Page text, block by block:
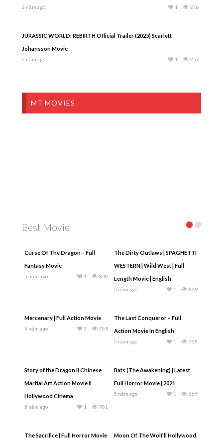
2 năm ago 216
1
JURASSIC WORLD: REBIRTH Official Trailer (2025) Scarlett
Johansson Movie
2 năm ago 257
1
MT MOVIES
Best Movie
Curse Of The Dragon – Full
Fantasy Movie
5 năm ago 840
1
The Dirty Outlaws | SPAGHETTI
WESTERN | Wild West | Full
Length Movie | English
5 năm ago 839
1
Mercenary | Full Action Movie
5 năm ago 769
2
The Last Conqueror – Full
Action Movie In English
5 năm ago 758
1
Story of the Dragon ll Chinese
Martial Art Action Movie ll
Hollywood Cinema
5 năm ago 701
1
Bats (The Awakening) | Latest
Full Horror Movie | 2021
5 năm ago 669
1
The Sacrifice | Full Horror Movie Moon Of The Wolf ll Hollywood